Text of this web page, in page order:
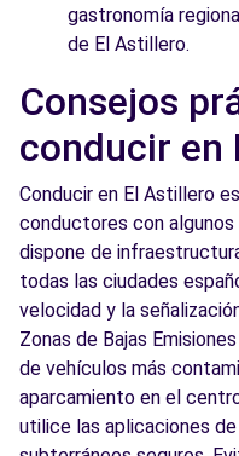
gastronomía
de El Astillero.
Consejos
conducir en
Conducir en El Astillero
conductores con
dispone de
todas las ciudades
velocidad y la
Zonas de Bajas
de vehículos más
aparcamiento en el
utilice las aplicaciones